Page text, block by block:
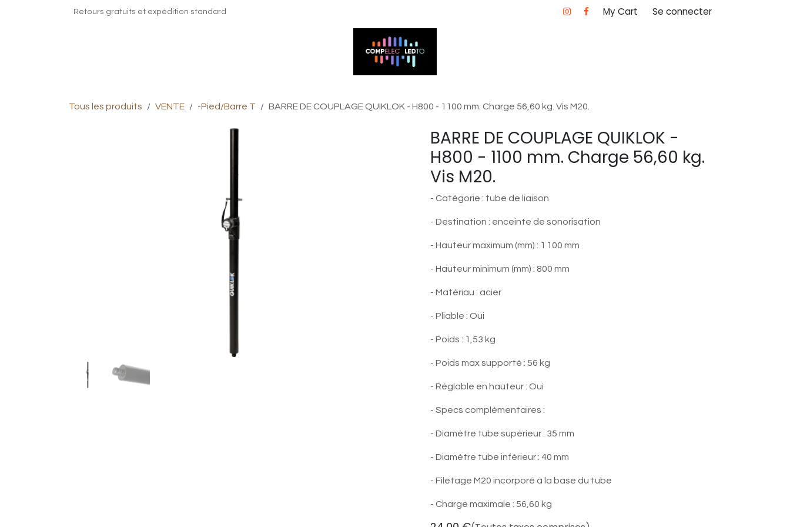
Se rendre au contenuRetours gratuits et expédition standard My Cart Se connecter
Tous les produits VENTE -Pied/Barre T BARRE DE COUPLAGE QUIKLOK - H800 - 1100 mm. Charge 56,60 kg. Vis M20.
BARRE DE COUPLAGE QUIKLOK -
H800 - 1100 mm. Charge 56,60 kg.
Vis M20.
- Catégorie : tube de liaison
- Destination : enceinte de sonorisation
- Hauteur maximum (mm) : 1 100 mm
- Hauteur minimum (mm) : 800 mm
- Matériau : acier
- Pliable : Oui
- Poids : 1,53 kg
- Poids max supporté : 56 kg
- Réglable en hauteur : Oui
- Specs complémentaires :
- Diamètre tube supérieur : 35 mm
- Diamètre tube inférieur : 40 mm
- Filetage M20 incorporé à la base du tube
- Charge maximale : 56,60 kg